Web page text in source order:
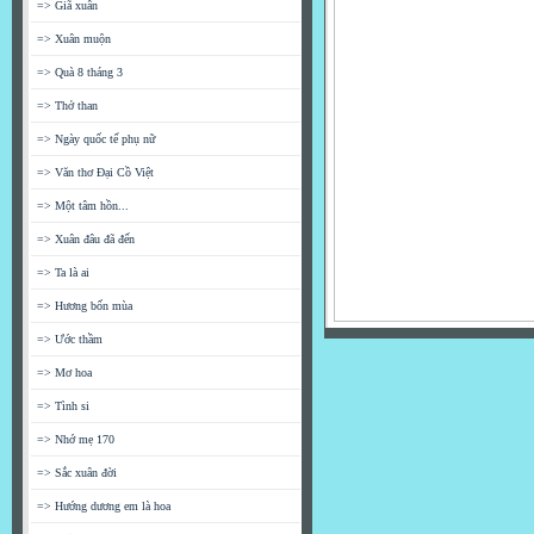
=> Giã xuân
=> Xuân muộn
=> Quà 8 tháng 3
=> Thở than
=> Ngày quốc tế phụ nữ
=> Văn thơ Đại Cồ Việt
=> Một tâm hồn...
=> Xuân đâu đã đến
=> Ta là ai
=> Hương bốn mùa
=> Ước thầm
=> Mơ hoa
=> Tình si
=> Nhớ mẹ 170
=> Sắc xuân đời
=> Hướng dương em là hoa